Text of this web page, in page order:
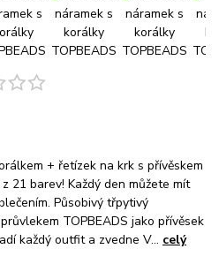
+ řetízek na krk s přívěskem
21 barev! Každý den můžete mít
Působivý třpytivý
TOPBEADS jako přívěsek
každý outfit a zvedne V... celý